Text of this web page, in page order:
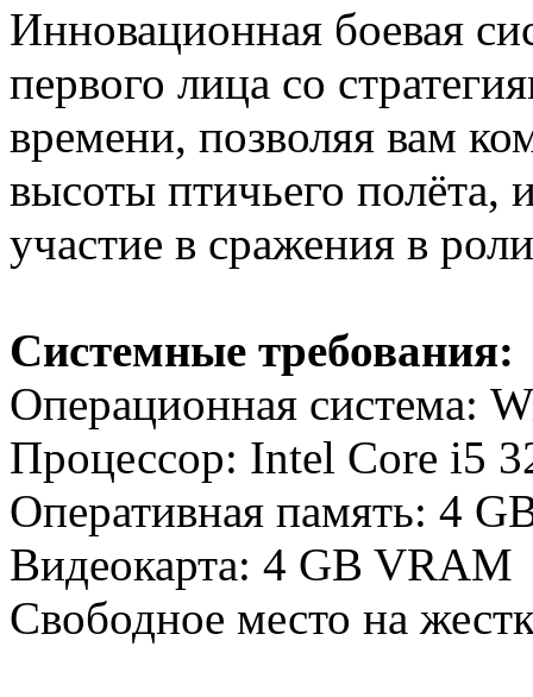
Инновационная боевая
первого лица со
времени, позволяя вам
высоты птичьего полёта,
участие в сражения в
Системные требования:
Операционная система:
Процессор: Intel Core i5
Оперативная память: 4
Видеокарта: 4 GB VRAM
Свободное место на